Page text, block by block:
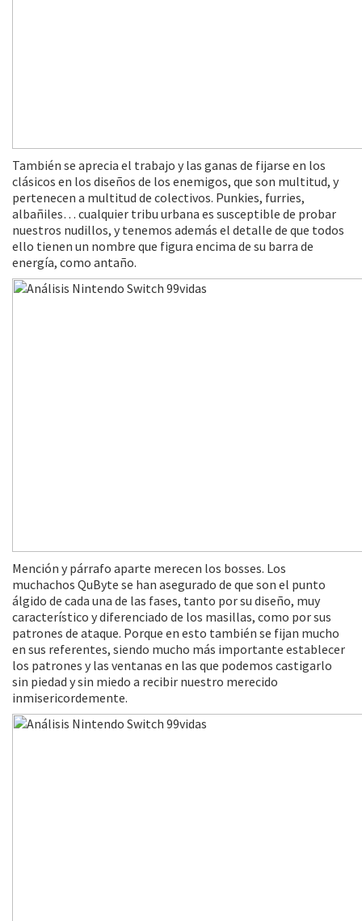
También se aprecia el trabajo y las ganas de fijarse en los
clásicos en los diseños de los enemigos, que son multitud, y
pertenecen a multitud de colectivos. Punkies, furries,
albañiles… cualquier tribu urbana es susceptible de probar
nuestros nudillos, y tenemos además el detalle de que todos
ello tienen un nombre que figura encima de su barra de
energía, como antaño.
Mención y párrafo aparte merecen los bosses. Los
muchachos QuByte se han asegurado de que son el punto
álgido de cada una de las fases, tanto por su diseño, muy
característico y diferenciado de los masillas, como por sus
patrones de ataque. Porque en esto también se fijan mucho
en sus referentes, siendo mucho más importante establecer
los patrones y las ventanas en las que podemos castigarlo
sin piedad y sin miedo a recibir nuestro merecido
inmisericordemente.